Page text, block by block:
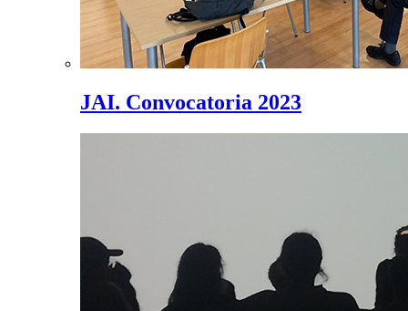
JAI. Convocatoria 2023